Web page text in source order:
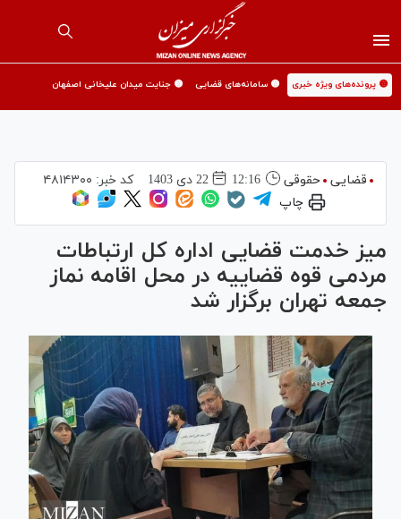
🟡 پرونده‌های ویژه خبری 🟡 سامانه‌های قضایی 🟡 جنایت میدان علیخانی اصفهان
قضایی حقوقی 12:16 22 دی 1403 کد خبر: ۴۸۱۴۳۰۰
چاپ
میز خدمت قضایی اداره کل ارتباطات
مردمی قوه قضاییه در محل اقامه نماز
جمعه تهران برگزار شد